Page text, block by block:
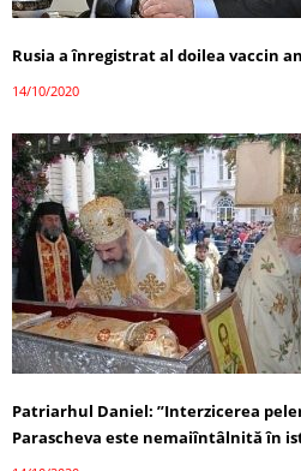
Rusia a înregistrat al doilea vaccin
14/10/2020
Patriarhul Daniel: ”Interzicerea
Parascheva este nemaiîntâlnită în